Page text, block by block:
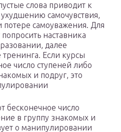
слова приводит к
самочувствия,
самоуважения. Для
наставника
далее
Если курсы
число ступеней либо
и подруг, это
бесконечное число
в группу знакомых и
о манипулировании